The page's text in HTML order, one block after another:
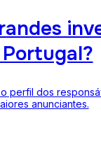
perfil dos
anunciantes.